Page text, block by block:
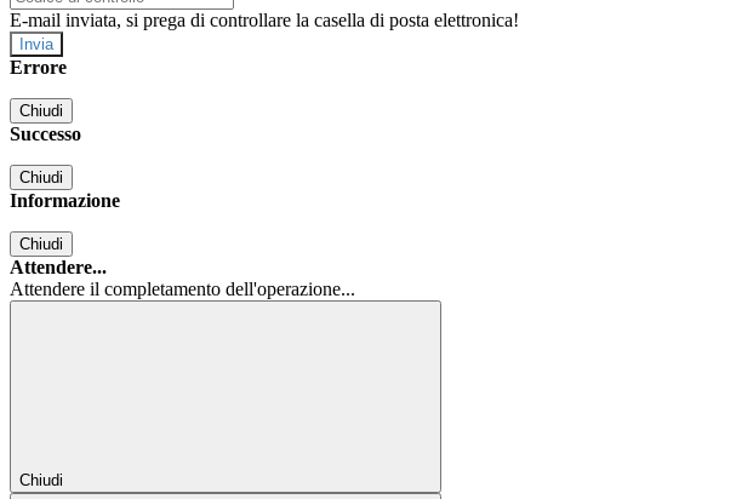
E-mail inviata, si prega di controllare la casella di posta elettronica!
Errore
Chiudi
Successo
Chiudi
Informazione
Chiudi
Attendere...
Attendere il completamento dell'operazione...
Chiudi